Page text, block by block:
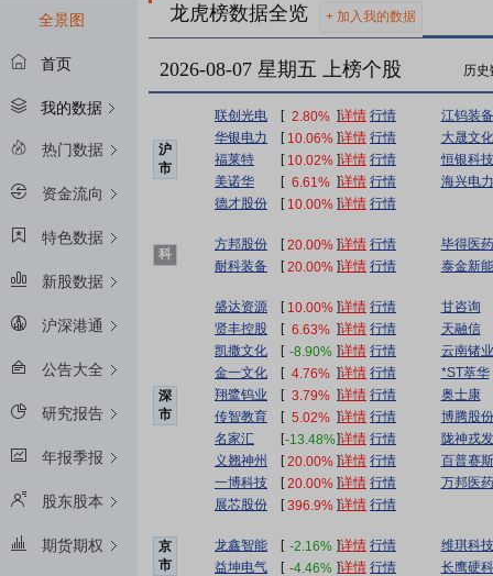
全景图
首页
我的数据
热门数据
资金流向
特色数据
新股数据
沪深港通
公告大全
研究报告
年报季报
股东股本
期货期权
龙虎榜数据全览 加入我的数据
2026-08-07 星期五 上榜个股 历史
沪
市
联创光电 [ 2.80% ]详情 行情
江钨装备
华银电力
[ 10.06% ]详情 行情
大晟文化
福莱特
[ 10.02% ]详情 行情
恒银科技
美诺华
[ 6.61% ]详情 行情
海兴电力
德才股份
[ 10.00% ]详情 行情
科
方邦股份 [ 20.00% ]详情 行情
毕得医药
耐科装备
[ 20.00% ]详情 行情 泰金新能
深
市
盛达资源 [ 10.00% ]详情 行情
甘咨询
贤丰控股
[ 6.63% ]详情 行情
天融信
凯撒文化
[ -8.90% ]详情 行情
云南锗业
金一文化
[ 4.76% ]详情 行情
*ST萃华
翔鹭钨业
[ 3.79% ]详情 行情
奥士康
传智教育
[ 5.02% ]详情 行情
博腾股份
名家汇
[-13.48%]详情 行情
陇神戎发
义翘神州
[ 20.00% ]详情 行情
百普赛斯
一博科技
[ 20.00% ]详情 行情
万邦医药
展芯股份
[ 396.9% ]详情 行情
京
市
龙鑫智能 [ -2.16% ]详情 行情
维琪科技
益坤电气
[ -4.46% ]详情 行情 长鹰硬科